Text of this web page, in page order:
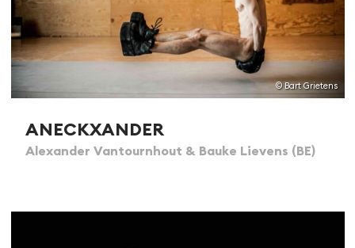
© Bart Grietens
ANECKXANDER
Alexander Vantournhout & Bauke Lievens (BE)